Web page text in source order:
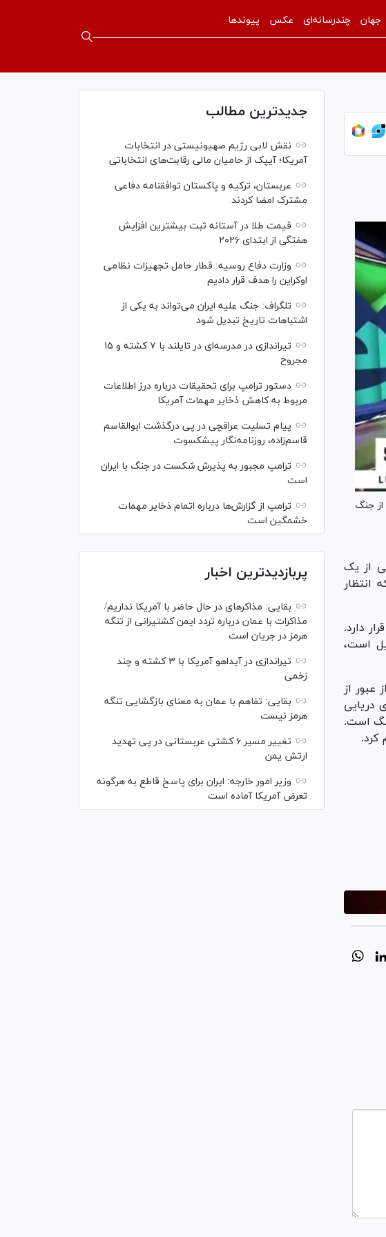
جهان چندرسانه‌ای عکس پیوندها
جنگ
از یک
انتظار
دارد.
است،
عبور از
دریایی
است.
کرد.
جدیدترین مطالب
نقش لابی رژیم صهیونیستی در انتخابات
آمریکا؛ آیپک از حامیان مالی رقابت‌های انتخاباتی
عربستان، ترکیه و پاکستان توافقنامه دفاعی
مشترک امضا کردند
قیمت طلا در آستانه ثبت بیشترین افزایش
هفتگی از ابتدای ۲۰۲۶
وزارت دفاع روسیه: قطار حامل تجهیزات نظامی
اوکراین را هدف قرار دادیم
تلگراف: جنگ علیه ایران می‌تواند به یکی از
اشتباهات تاریخ تبدیل شود
تیراندازی در مدرسه‌ای در تایلند با ۷ کشته و ۱۵
مجروح
دستور ترامپ برای تحقیقات درباره درز اطلاعات
مربوط به کاهش ذخایر مهمات آمریکا
پیام تسلیت عراقچی در پی درگذشت ابوالقاسم
قاسم‌زاده، روزنامه‌نگار پیشکسوت
ترامپ مجبور به پذیرش شکست در جنگ با ایران
است
ترامپ از گزارش‌ها درباره اتمام ذخایر مهمات
خشمگین است
پربازدیدترین اخبار
بقایی: مذاکره‎ای در حال حاضر با آمریکا نداریم/
مذاکرات با عمان درباره تردد ایمن کشتیرانی از تنگه
هرمز در جریان است
تیراندازی در آیداهو آمریکا با ۳ کشته و چند
زخمی
بقایی: تفاهم با عمان به معنای بازگشایی تنگه
هرمز نیست
تغییر مسیر ۶ کشتی عربستانی در پی تهدید
ارتش یمن
وزیر امور خارجه: ایران برای پاسخ قاطع به هرگونه
تعرض آمریکا آماده است